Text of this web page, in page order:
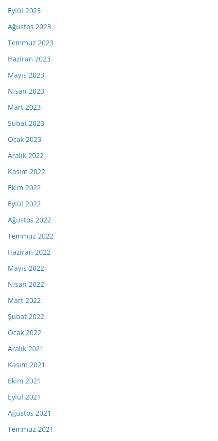
Eylül 2023
Ağustos 2023
Temmuz 2023
Haziran 2023
Mayıs 2023
Nisan 2023
Mart 2023
Şubat 2023
Ocak 2023
Aralık 2022
Kasım 2022
Ekim 2022
Eylül 2022
Ağustos 2022
Temmuz 2022
Haziran 2022
Mayıs 2022
Nisan 2022
Mart 2022
Şubat 2022
Ocak 2022
Aralık 2021
Kasım 2021
Ekim 2021
Eylül 2021
Ağustos 2021
Temmuz 2021